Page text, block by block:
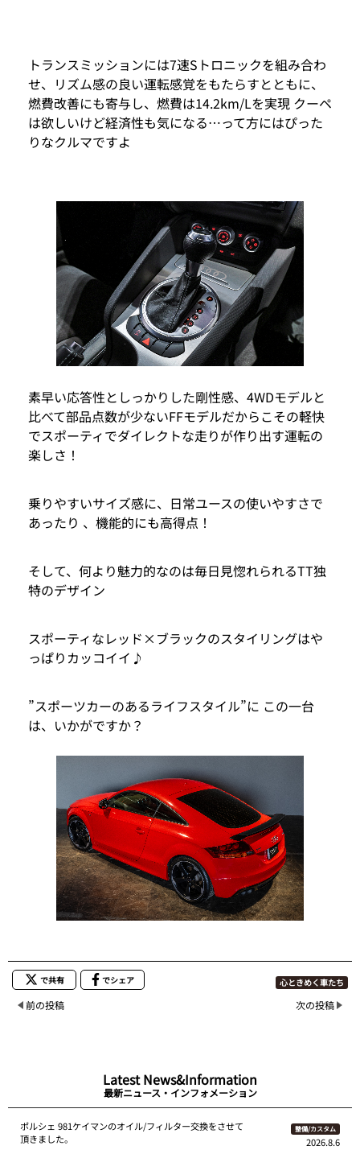
トランスミッションには7速Sトロニックを組み合わ
せ、リズム感の良い運転感覚をもたらすとともに、
燃費改善にも寄与し、燃費は14.2km/Lを実現 クーペ
は欲しいけど経済性も気になる…って方にはぴった
りなクルマですよ
素早い応答性としっかりした剛性感、4WDモデルと
比べて部品点数が少ないFFモデルだからこその軽快
でスポーティでダイレクトな走りが作り出す運転の
楽しさ！
乗りやすいサイズ感に、日常ユースの使いやすさで
あったり 、機能的にも高得点！
そして、何より魅力的なのは毎日見惚れられるTT独
特のデザイン
スポーティなレッド×ブラックのスタイリングはや
っぱりカッコイイ♪
”スポーツカーのあるライフスタイル”に この一台
は、いかがですか？
で共有 でシェア 心ときめく車たち
前の投稿 次の投稿
Latest News&Information
最新ニュース・インフォメーション
ポルシェ 981ケイマンのオイル/フィルター交換をさせて
頂きました。
整備/カスタム
2026.8.6